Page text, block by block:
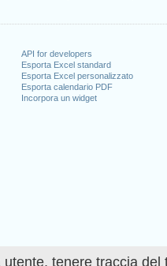
tenere traccia
API for developers
Esporta Excel standard
Esporta Excel personalizzato
Esporta calendario PDF
Incorpora un widget